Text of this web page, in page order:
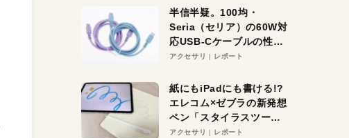
半信半疑。100均・
Seria（セリア）の60W対
応USB-Cケーブルの性能
を検証。超コスパの1本を
アクセサリ レポート
紙にもiPadにも書ける!?
エレコム×ゼブラの新発想
ペン「スタイラスツーウ
ェイ」レビュー。持ち替
アクセサリ レポート